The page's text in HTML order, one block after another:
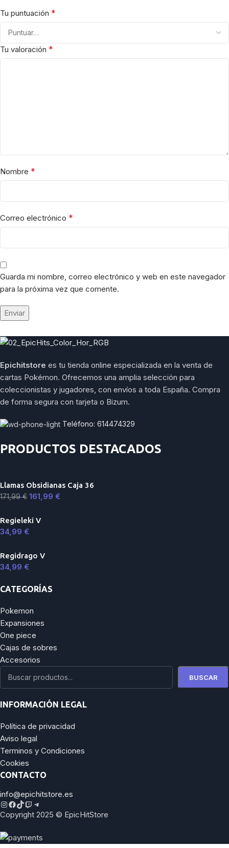
Tu puntuación *
Tu valoración *
Nombre *
Correo electrónico *
Guarda mi nombre, correo electrónico y web en este navegador
para la próxima vez que comente.
Epichitstore es tu tienda online especializada en la venta de
cartas Pokémon. Ofrecemos una amplia selección para
coleccionistas y jugadores, con envíos a toda España. Compra
de forma segura con tarjeta o Bizum.
Teléfono: 614474329
PRODUCTOS DESTACADOS
Llamas Obsidianas Caja 36
171,99€ 161,99 €
Regieleki V
34,99 €
Regidrago V
34,99 €
CATEGORÍAS
Pokemon
Expansiones
One piece
Cajas de sobres
Accesorios
BUSCAR
INFORMACIÓN LEGAL
Política de privacidad
Aviso legal
Terminos y Condiciones
Cookies
CONTACTO
info@epichitstore.es
Copyright 2025 © EpicHitStore